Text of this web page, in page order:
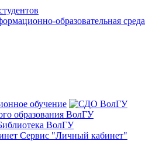
образовательная среда
обучение
образования ВолГУ
ВолГУ
Сервис "Личный кабинет"